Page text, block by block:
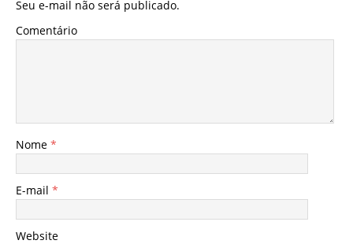
Seu e-mail não será publicado.
Comentário
Nome *
E-mail *
Website